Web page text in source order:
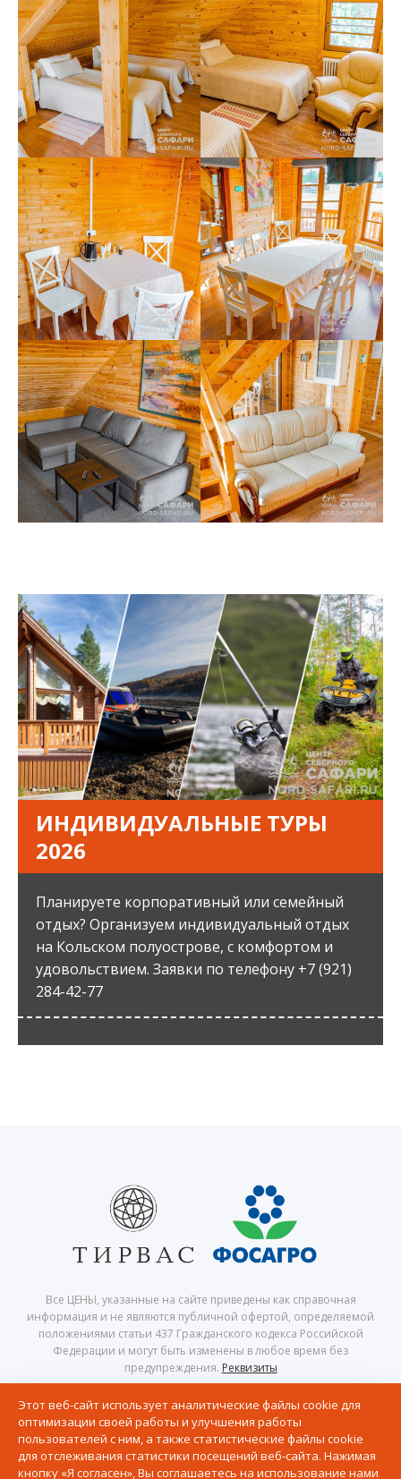
ИНДИВИДУАЛЬНЫЕ ТУРЫ
2026
Планируете корпоративный или семейный
отдых? Организуем индивидуальный отдых
на Кольском полуострове, с комфортом и
удовольствием. Заявки по телефону +7 (921)
284-42-77
Все ЦЕНЫ, указанные на сайте приведены как справочная
информация и не являются публичной офертой, определяемой
положениями статьи 437 Гражданского кодекса Российской
Федерации и могут быть изменены в любое время без
предупреждения. Реквизиты
Мурманская область, Кольский полуостров
Политика в отношении обработки персональных данных
Согласие на получение рассылки рекламно-информационных
материалов
Этот веб-сайт использует аналитические файлы cookie для
оптимизации своей работы и улучшения работы
пользователей с ним, а также статистические файлы cookie
для отслеживания статистики посещений веб-сайта. Нажимая
кнопку «Я согласен», Вы соглашаетесь на использование нами